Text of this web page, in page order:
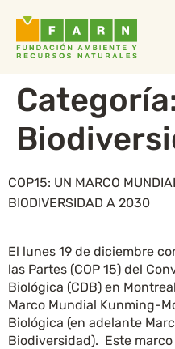
COP15: UN MARCO
BIODIVERSIDAD A 2030
El lunes 19 de diciembre
las Partes (COP 15) del
Biológica (CDB) en
Marco Mundial Kunming-
Biológica (en adelante
Biodiversidad). Este